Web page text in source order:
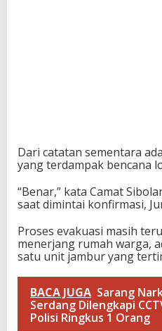
Dari catatan sementara
yang terdampak bencana
“Benar,” kata Camat
saat dimintai konfirmasi,
Proses evakuasi masih
menerjang rumah warga,
satu unit jambur yang
BACA JUGA Sarang
Serdang Dilengkapi
Polisi Ringkus 1 Orang